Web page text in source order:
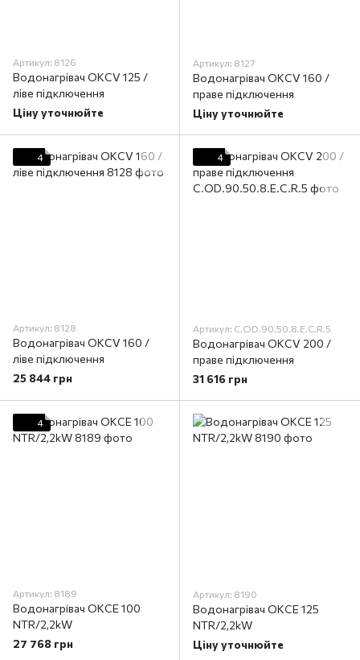
Артикул: 8126
Водонагрівач OKCV 125 /
ліве підключення
Ціну уточнюйте
Артикул: 8127
Водонагрівач OKCV 160 /
праве підключення
Ціну уточнюйте
4
Артикул: 8128
Водонагрівач OKCV 160 /
ліве підключення
25 844 грн
4
Артикул: C.OD.90.50.8.E.C.R.5
Водонагрівач OKCV 200 /
праве підключення
31 616 грн
4
Артикул: 8189
Водонагрівач OKCE 100
NTR/2,2kW
27 768 грн
Артикул: 8190
Водонагрівач OKCE 125
NTR/2,2kW
Ціну уточнюйте